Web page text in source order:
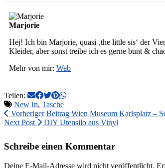
Marjorie
Hej! Ich bin Marjorie, quasi ‚the little sis‘ der
Kleider, aber sonst treibe ich es gerne bunt &
Mehr von mir: Web
Teilen:
New In, Tasche
Vorheriger Beitrag Wien Museum Karlsplatz –
Next Post
DIY Utensilo aus Vinyl
Schreibe einen Kommentar
Deine E-Mail-Adresse wird nicht veröffentlicht.